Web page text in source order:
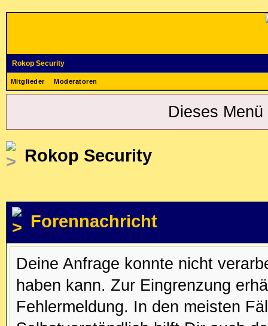
Rokop Security
Mitglieder Moderatoren
Dieses
Rokop Security
Forennachricht
Deine Anfrage konnte nicht
haben kann. Zur Eingrenzung
Fehlermeldung. In den meisten